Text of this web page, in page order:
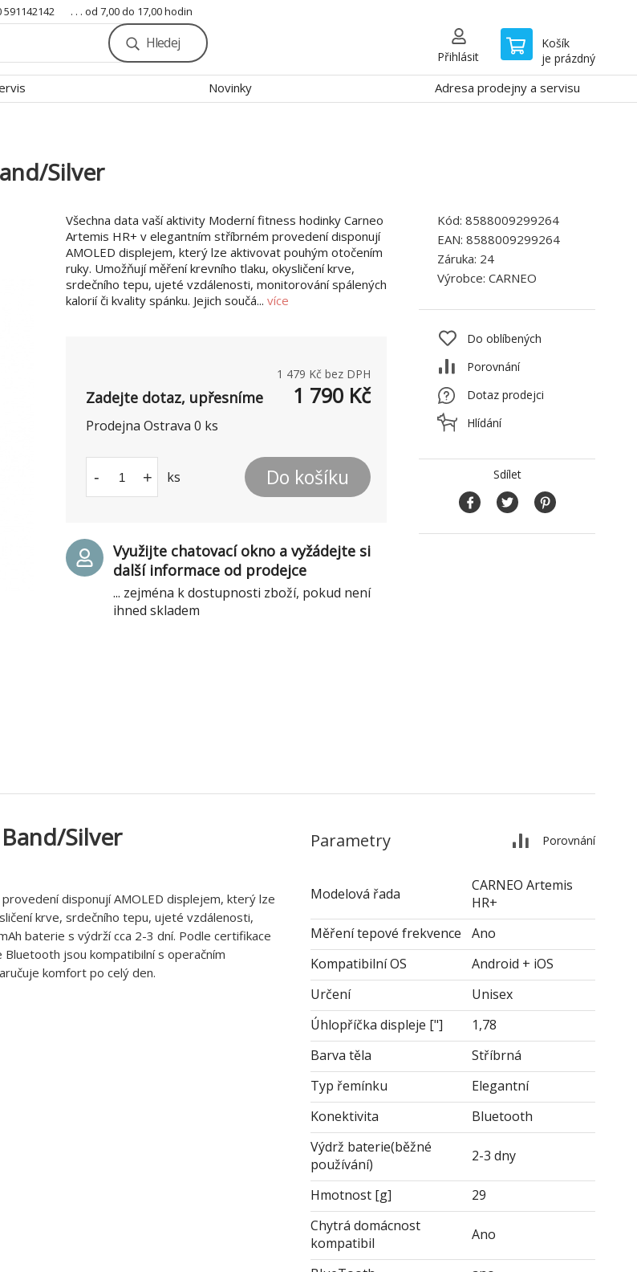
591142142 . . . od 7,00 do 17,00 hodin
Hledej
Přihlásit
Košík
je prázdný
Novinky Adresa prodejny a servisu
Silver
Všechna data vaší aktivity Moderní fitness hodinky Carneo
Artemis HR+ v elegantním stříbrném provedení disponují
AMOLED displejem, který lze aktivovat pouhým otočením
ruky. Umožňují měření krevního tlaku, okysličení krve,
srdečního tepu, ujeté vzdálenosti, monitorování spálených
kalorií či kvality spánku. Jejich součá... více
1 479 Kč bez DPH
Zadejte dotaz, upřesníme 1 790 Kč
Prodejna Ostrava 0 ks
- + ks Do košíku
Využijte chatovací okno a vyžádejte si
další informace od prodejce
... zejména k dostupnosti zboží, pokud není
ihned skladem
Kód: 8588009299264
EAN: 8588009299264
Záruka: 24
Výrobce: CARNEO
Do oblíbených
Porovnání
Dotaz prodejci
Hlídání
Sdílet
Silver
disponují AMOLED displejem, který lze
krve, srdečního tepu, ujeté vzdálenosti,
baterie s výdrží cca 2-3 dní. Podle certifikace
jsou kompatibilní s operačním
komfort po celý den.
Parametry Porovnání
Modelová řada
CARNEO Artemis
HR+
Měření tepové frekvence
Ano
Kompatibilní OS
Android + iOS
Určení
Unisex
Úhlopříčka displeje ["]
1,78
Barva těla
Stříbrná
Typ řemínku
Elegantní
Konektivita
Bluetooth
Výdrž baterie(běžné
používání)
2-3 dny
Hmotnost [g]
29
Chytrá domácnost
kompatibil
Ano